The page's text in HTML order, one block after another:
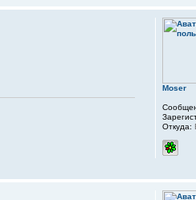
Moser
Откуда: